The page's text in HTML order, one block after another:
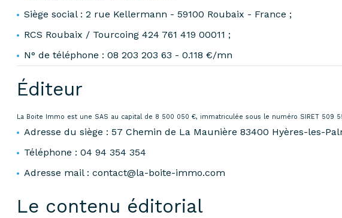
Siège social : 2 rue Kellermann - 59100 Roubaix - France ;
RCS Roubaix / Tourcoing 424 761 419 00011 ;
N° de téléphone : 08 203 203 63 - 0.118 €/mn
Éditeur
La Boite Immo est une SAS au capital de 8 500 050 €, immatriculée sous le numéro SIRET 509
Adresse du siège : 57 Chemin de La Maunière 83400 Hyères-les-
Téléphone : 04 94 354 354
Adresse mail : contact@la-boite-immo.com
Le contenu éditorial